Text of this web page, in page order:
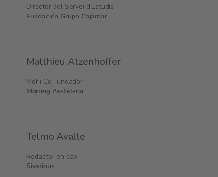
Director del Servei d’Estudis
Fundación Grupo Cajamar
Matthieu Atzenhoffer
Mof i Co Fundador
Morreig Pasteleria
Telmo Avalle
Redactor en cap
Sivarious